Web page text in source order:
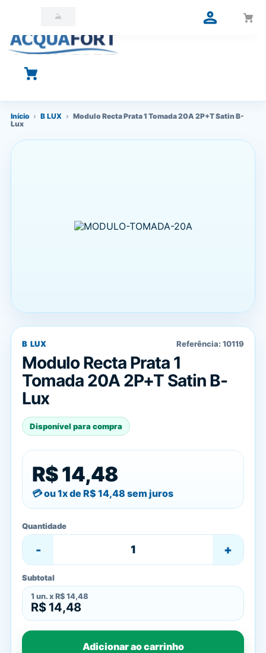
O que você está procurando?
Início › B LUX › Modulo Recta Prata 1 Tomada 20A 2P+T Satin B-
Lux
B LUX Referência: 10119
Modulo Recta Prata 1
Tomada 20A 2P+T Satin B-
Lux
Disponível para compra
R$ 14,48
ou 1x de R$ 14,48 sem juros
Quantidade
- +
Subtotal
1 un. x R$ 14,48
R$ 14,48
Adicionar ao carrinho